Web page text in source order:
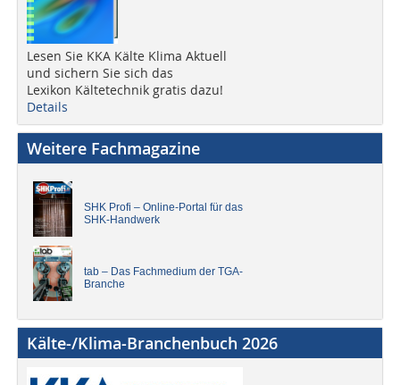
Lesen Sie KKA Kälte Klima Aktuell
und sichern Sie sich das
Lexikon Kältetechnik gratis dazu!
Details
Weitere Fachmagazine
SHK Profi – Online-Portal für das
SHK-Handwerk
tab – Das Fachmedium der TGA-
Branche
Kälte-/Klima-Branchenbuch 2026